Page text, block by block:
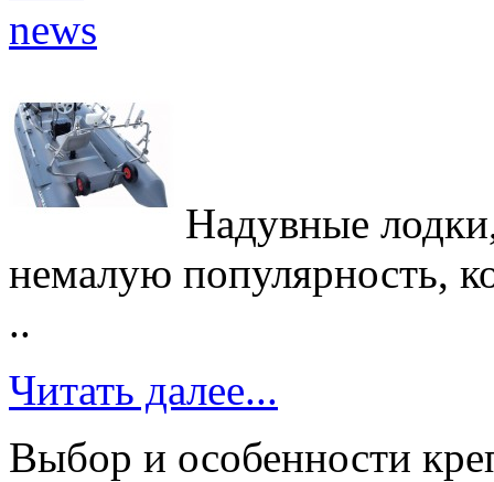
Надувные
немалую популярность,
..
Читать далее...
Выбор и особенности